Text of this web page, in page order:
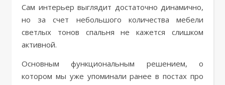
Сам интерьер выглядит достаточно динамично,
но за счет небольшого количества мебели
светлых тонов спальня не кажется слишком
активной.
Основным функциональным решением, о
котором мы уже упоминали ранее в постах про